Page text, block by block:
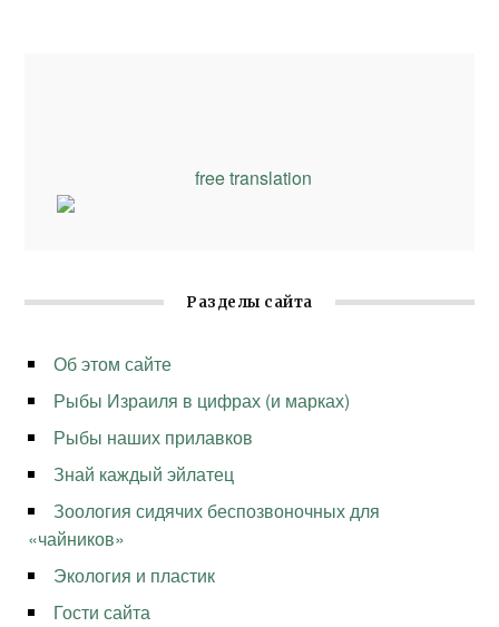
free translation
Разделы сайта
Об этом сайте
Рыбы Израиля в цифрах (и марках)
Рыбы наших прилавков
Знай каждый эйлатец
Зоология сидячих беспозвоночных для
«чайников»
Экология и пластик
Гости сайта